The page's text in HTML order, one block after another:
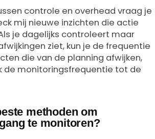
controle en overhead vraag je
mij nieuwe inzichten die actie
je dagelijks controleert maar
ziet, kun je de frequentie
die van de planning afwijken,
de monitoringsfrequentie tot de
methoden om
te monitoren?